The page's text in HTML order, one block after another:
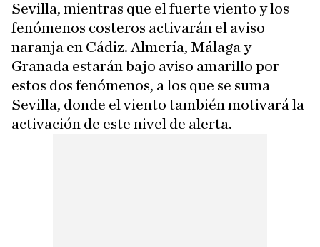
Sevilla, mientras que el fuerte viento y los
fenómenos costeros activarán el aviso
naranja en Cádiz. Almería, Málaga y
Granada estarán bajo aviso amarillo por
estos dos fenómenos, a los que se suma
Sevilla, donde el viento también motivará la
activación de este nivel de alerta.